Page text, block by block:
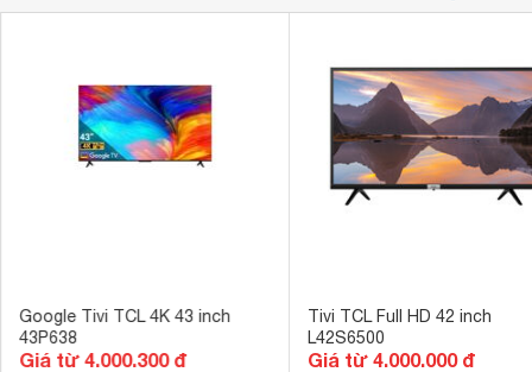
Google Tivi TCL 4K 43 inch
43P638
Giá từ 4.000.300 đ
Tivi TCL Full HD 42 inch
L42S6500
Giá từ 4.000.000 đ